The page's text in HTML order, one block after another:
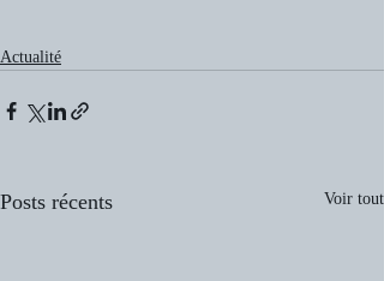
Actualité
Posts récents Voir tout